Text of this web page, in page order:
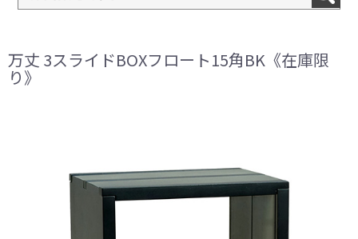
万丈 3スライドBOXフロート15角BK《在庫限
り》